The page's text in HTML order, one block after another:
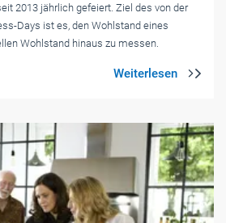
2013 jährlich gefeiert. Ziel des von der
Days ist es, den Wohlstand eines
Wohlstand hinaus zu messen.